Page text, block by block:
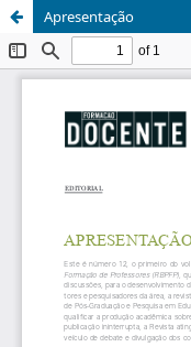
Apresentação